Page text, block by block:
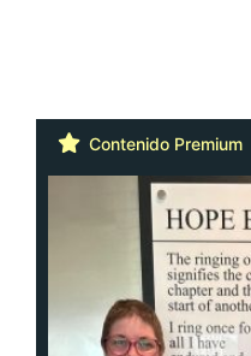
Contenido Premium